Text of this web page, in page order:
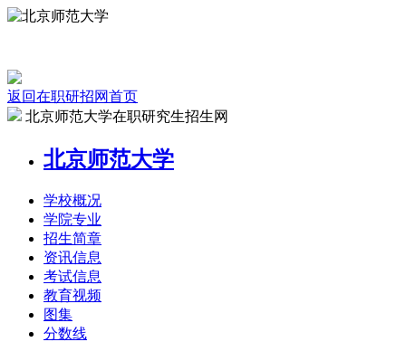
返回在职研招网首页
北京师范大学在职研究生招生网
北京师范大学
学校概况
学院专业
招生简章
资讯信息
考试信息
教育视频
图集
分数线